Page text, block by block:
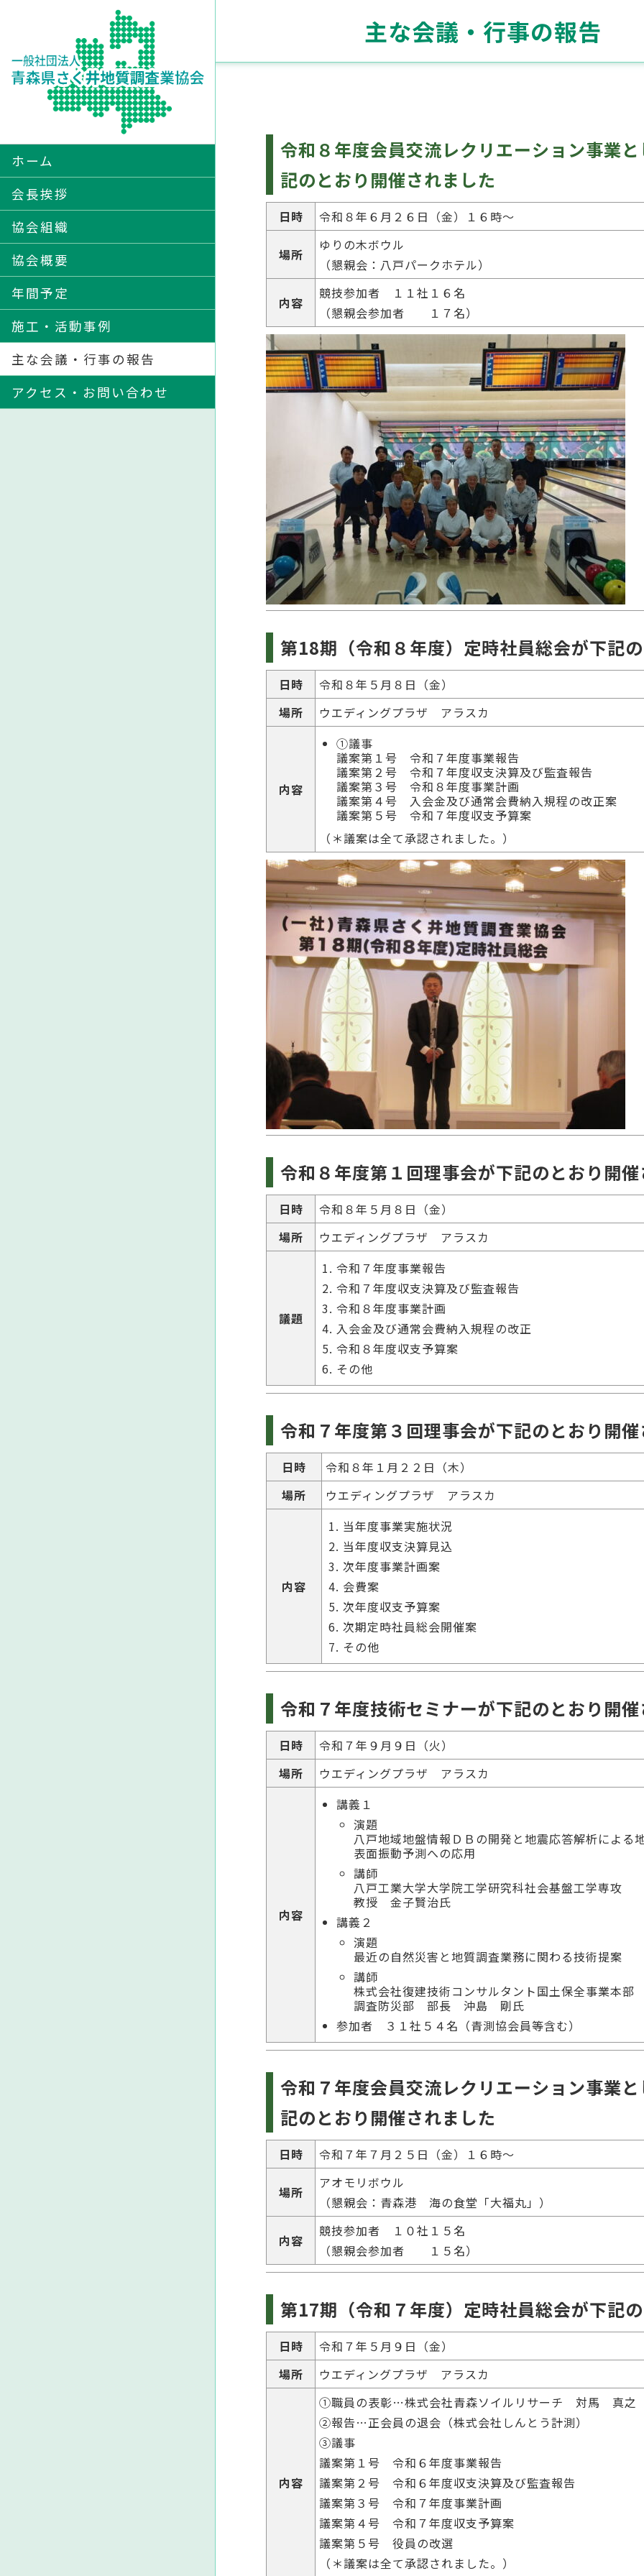
ホーム
会長挨拶
協会組織
委員会名簿
賛助会員名簿
協会概要
年間予定
施工・活動事例
主な会議・行事の報告
アクセス・お問い合わせ
主な会議・行事の報告
令和８年度会員交流レクリエーション事業
記のとおり開催されました
日時 令和８年６月２６日（金）１６時～
場所
ゆりの木ボウル
（懇親会：八戸パークホテル）
内容
競技参加者 １１社１６名
（懇親会参加者 １７名）
第18期（令和８年度）定時社員総会が下記
日時
令和８年５月８日（金）
場所
ウエディングプラザ アラスカ
内容
①議事
議案第１号 令和７年度事業報告
議案第２号 令和７年度収支決算及び監査報告
議案第３号 令和８年度事業計画
議案第４号 入会金及び通常会費納入規程の改正案
議案第５号 令和７年度収支予算案
（＊議案は全て承認されました。）
令和８年度第１回理事会が下記のとおり開
日時
令和８年５月８日（金）
場所
ウエディングプラザ アラスカ
議題
令和７年度事業報告
令和７年度収支決算及び監査報告
令和８年度事業計画
入会金及び通常会費納入規程の改正
令和８年度収支予算案
その他
令和７年度第３回理事会が下記のとおり開
日時
令和８年１月２２日（木）
場所
ウエディングプラザ アラスカ
内容
当年度事業実施状況
当年度収支決算見込
次年度事業計画案
会費案
次年度収支予算案
次期定時社員総会開催案
その他
令和７年度技術セミナーが下記のとおり開
日時
令和７年９月９日（火）
場所
ウエディングプラザ アラスカ
内容
講義１
演題
八戸地域地盤情報ＤＢの開発と地震応答解析による
表面振動予測への応用
講師
八戸工業大学大学院工学研究科社会基盤工学専攻
教授 金子賢治氏
講義２
演題
最近の自然災害と地質調査業務に関わる技術提案
講師
株式会社復建技術コンサルタント国土保全事業本部
調査防災部 部長 沖島 剛氏
参加者 ３１社５４名（青測協会員等含む）
令和７年度会員交流レクリエーション事業
記のとおり開催されました
日時 令和７年７月２５日（金）１６時～
場所
アオモリボウル
（懇親会：青森港 海の食堂「大福丸」）
内容
競技参加者 １０社１５名
（懇親会参加者 １５名）
第17期（令和７年度）定時社員総会が下記
日時
令和７年５月９日（金）
場所
ウエディングプラザ アラスカ
内容
①職員の表彰…株式会社青森ソイルリサーチ 対馬 真
②報告…正会員の退会（株式会社しんとう計測）
③議事
議案第１号 令和６年度事業報告
議案第２号 令和６年度収支決算及び監査報告
議案第３号 令和７年度事業計画
議案第４号 令和７年度収支予算案
議案第５号 役員の改選
（＊議案は全て承認されました。）